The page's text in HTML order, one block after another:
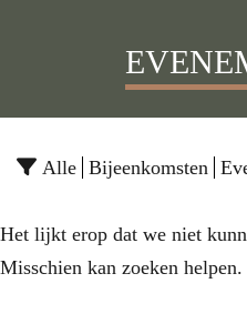
Alle Bijeenkomsten
Het lijkt erop dat we niet
Misschien kan zoeken helpen.